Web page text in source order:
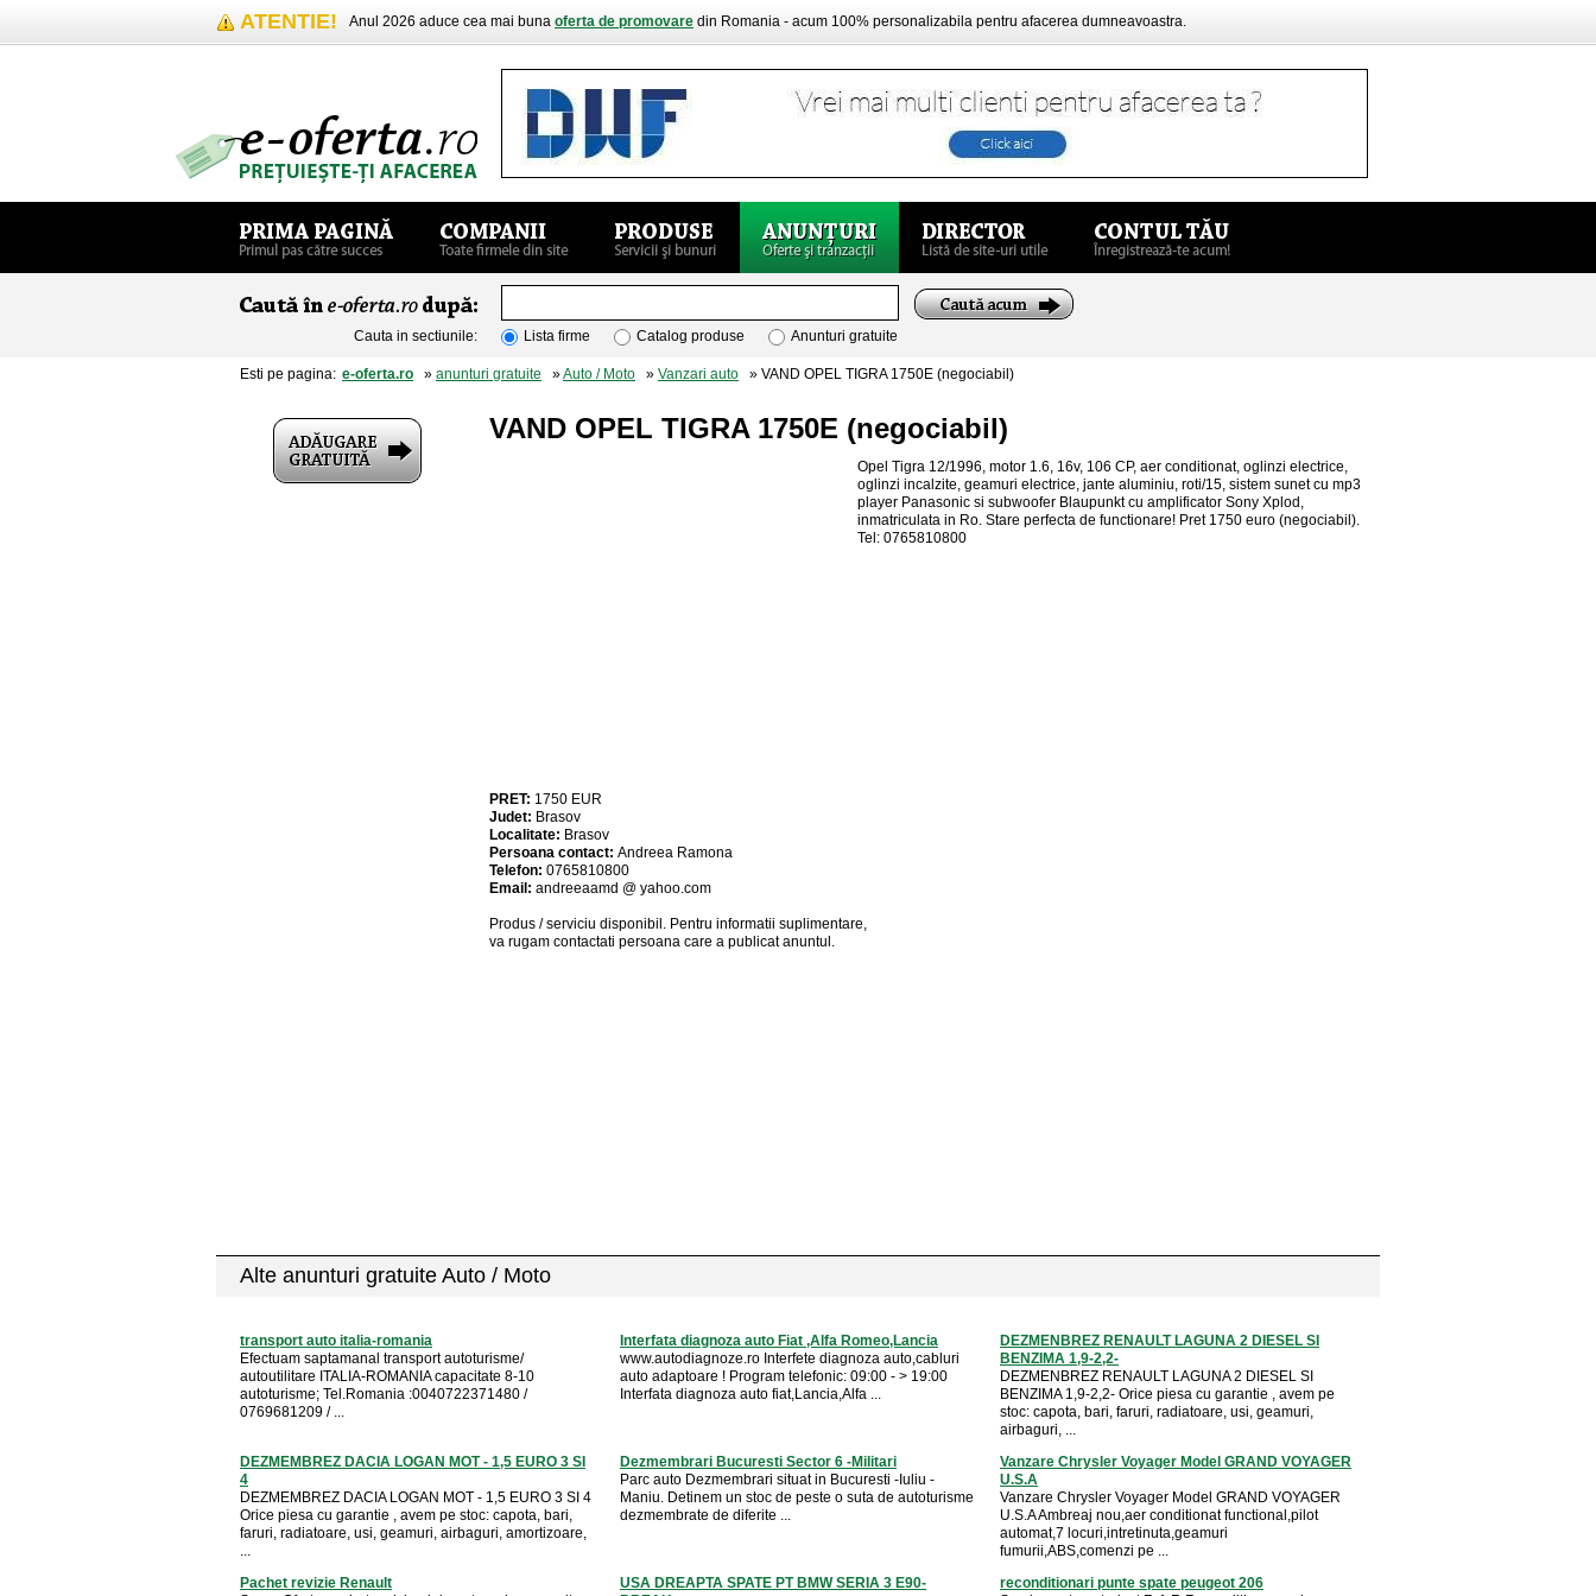
ATENTIE! Anul 2026 aduce cea mai buna oferta de promovare din Romania - acum 100% personalizabila pentru afacerea dumneavoastra.
Cauta in sectiunile: Lista firme Catalog produse Anunturi gratuite
Esti pe pagina: e-oferta.ro » anunturi gratuite »Auto / Moto » Vanzari auto » VAND OPEL TIGRA 1750E (negociabil)
VAND OPEL TIGRA 1750E (negociabil)
Opel Tigra 12/1996, motor 1.6, 16v, 106 CP, aer conditionat, oglinzi electrice,
oglinzi incalzite, geamuri electrice, jante aluminiu, roti/15, sistem sunet cu mp3
player Panasonic si subwoofer Blaupunkt cu amplificator Sony Xplod,
inmatriculata in Ro. Stare perfecta de functionare! Pret 1750 euro (negociabil).
Tel: 0765810800
PRET: 1750 EUR
Judet: Brasov
Localitate: Brasov
Persoana contact: Andreea Ramona
Telefon: 0765810800
Email: andreeaamd @ yahoo.com
Produs / serviciu disponibil . Pentru informatii suplimentare,
va rugam contactati persoana care a publicat anuntul.
Alte anunturi gratuite Auto / Moto
transport auto italia-romania
Efectuam saptamanal transport autoturisme/
autoutilitare ITALIA-ROMANIA capacitate 8-10
autoturisme; Tel.Romania :0040722371480 /
0769681209 / ...
Interfata diagnoza auto Fiat ,Alfa Romeo,Lancia
www.autodiagnoze.ro Interfete diagnoza auto,cabluri
auto adaptoare ! Program telefonic: 09:00 - > 19:00
Interfata diagnoza auto fiat,Lancia,Alfa ...
DEZMENBREZ RENAULT LAGUNA 2 DIESEL SI
BENZIMA 1,9-2,2-
DEZMENBREZ RENAULT LAGUNA 2 DIESEL SI
BENZIMA 1,9-2,2- Orice piesa cu garantie , avem pe
stoc: capota, bari, faruri, radiatoare, usi, geamuri,
airbaguri, ...
DEZMEMBREZ DACIA LOGAN MOT - 1,5 EURO 3 SI
4
DEZMEMBREZ DACIA LOGAN MOT - 1,5 EURO 3 SI 4
Orice piesa cu garantie , avem pe stoc: capota, bari,
faruri, radiatoare, usi, geamuri, airbaguri, amortizoare,
...
Dezmembrari Bucuresti Sector 6 -Militari
Parc auto Dezmembrari situat in Bucuresti -Iuliu -
Maniu. Detinem un stoc de peste o suta de autoturisme
dezmembrate de diferite ...
Vanzare Chrysler Voyager Model GRAND VOYAGER
U.S.A
Vanzare Chrysler Voyager Model GRAND VOYAGER
U.S.A Ambreaj nou,aer conditionat functional,pilot
automat,7 locuri,intretinuta,geamuri
fumurii,ABS,comenzi pe ...
Pachet revizie Renault
USA DREAPTA SPATE PT BMW SERIA 3 E90-
reconditionari punte spate peugeot 206